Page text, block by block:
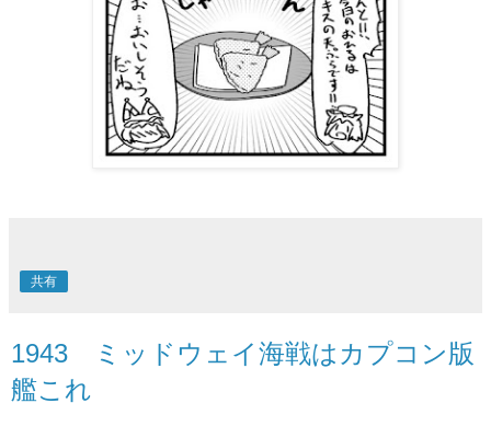
共有
1943 ミッドウェイ海戦はカプコン版
艦これ